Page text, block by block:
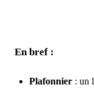
En bref :
Plafonnier : un